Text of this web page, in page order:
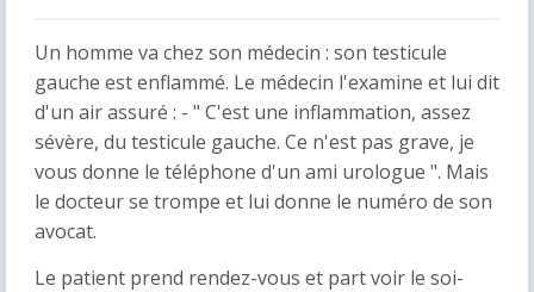
Un homme va chez son médecin : son testicule
gauche est enflammé. Le médecin l'examine et lui dit
d'un air assuré : - " C'est une inflammation, assez
sévère, du testicule gauche. Ce n'est pas grave, je
vous donne le téléphone d'un ami urologue ". Mais
le docteur se trompe et lui donne le numéro de son
avocat.
Le patient prend rendez-vous et part voir le soi-